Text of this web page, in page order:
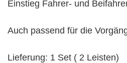
Einstieg Fahrer- und
Auch passend für die
Lieferung: 1 Set ( 2 Leisten)